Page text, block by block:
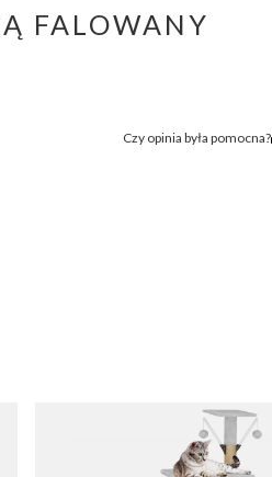
FALOWANY
Czy opinia była pomocna?